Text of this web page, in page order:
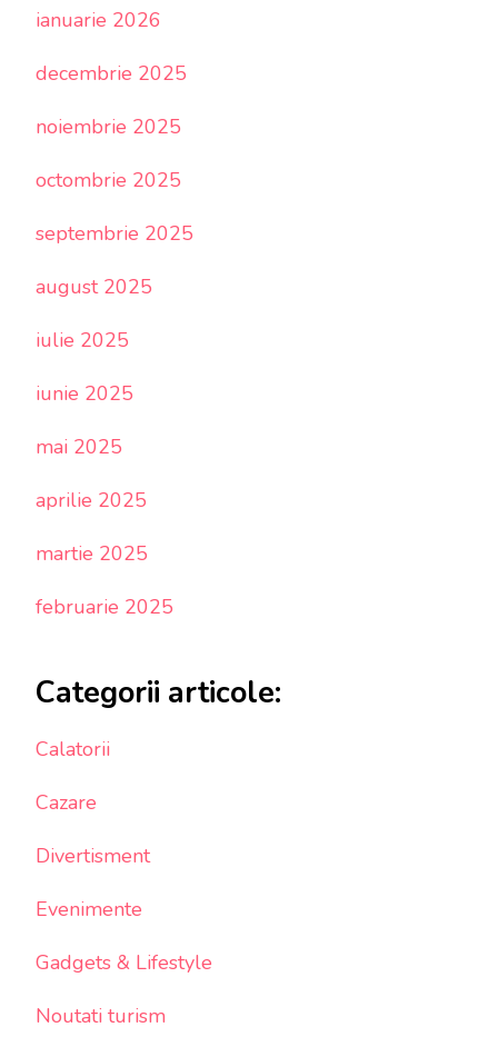
ianuarie 2026
decembrie 2025
noiembrie 2025
octombrie 2025
septembrie 2025
august 2025
iulie 2025
iunie 2025
mai 2025
aprilie 2025
martie 2025
februarie 2025
Categorii articole:
Calatorii
Cazare
Divertisment
Evenimente
Gadgets & Lifestyle
Noutati turism